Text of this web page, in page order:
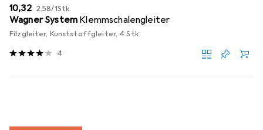
EUR
10,32 EUR
2,58/1Stk.
Wagner System Klemmschalengleiter
Filzgleiter, Kunststoffgleiter, 4 Stk.
4